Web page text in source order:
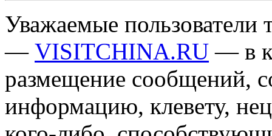
Уважаемые пользователи
— VISITCHINA.RU — в
размещение сообщений,
информацию, клевету,